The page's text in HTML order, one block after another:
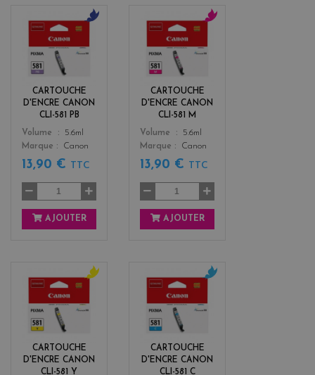
CARTOUCHE
D'ENCRE CANON
CLI-581 PB
Color
l
Volume
5.6ml
Marque
Canon
13,90 € TTC
AJOUTER
CARTOUCHE
D'ENCRE CANON
CLI-581 M
Color
a
n
t
Volume
5.6ml
Marque
Canon
13,90 € TTC
AJOUTER
CARTOUCHE
D'ENCRE CANON
CLI-581 Y
e
o
w
CARTOUCHE
D'ENCRE CANON
CLI-581 C
y